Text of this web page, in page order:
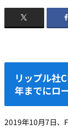
リップル社
年までにロ
2019年10月7日、